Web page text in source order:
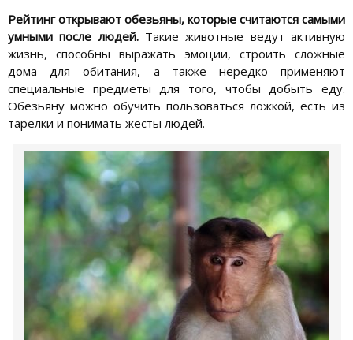
Рейтинг открывают обезьяны, которые считаются самыми
умными после людей.Такие животные ведут активную
жизнь, способны выражать эмоции, строить сложные
дома для обитания, а также нередко применяют
специальные предметы для того, чтобы добыть еду.
Обезьяну можно обучить пользоваться ложкой, есть из
тарелки и понимать жесты людей.